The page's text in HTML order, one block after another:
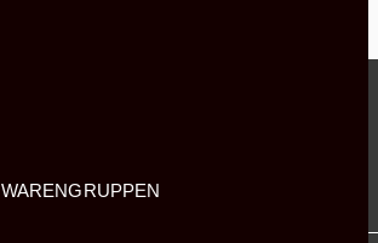
WARENGRUPPEN